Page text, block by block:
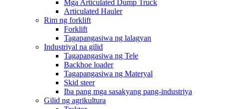
Mga Articulated Dump Truck
Articulated Hauler
Rim ng forklift
Forklift
Tagapangasiwa ng lalagyan
Industriyal na gilid
Tagapangasiwa ng Tele
Backhoe loader
Tagapangasiwa ng Materyal
Skid steer
Iba pang mga sasakyang pang-industriya
Gilid ng agrikultura